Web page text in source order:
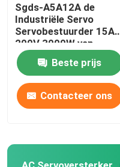
Sgds-A5A12A de
Industriële Servo
Servobestuurder 15A
200V 3000W van
Aandrijvingsyaskawa
Beste prijs
Contacteer ons